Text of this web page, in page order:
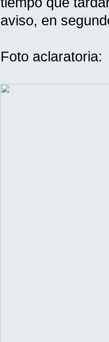
aviso, en
Foto aclaratoria: